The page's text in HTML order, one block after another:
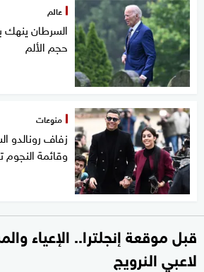
عالم
السرطان ينهك
حجم الألم
منوعات
زفاف رونالدو
وقائمة
قبل موقعة إنجلترا.. الإعياء
لاعبي النرويج